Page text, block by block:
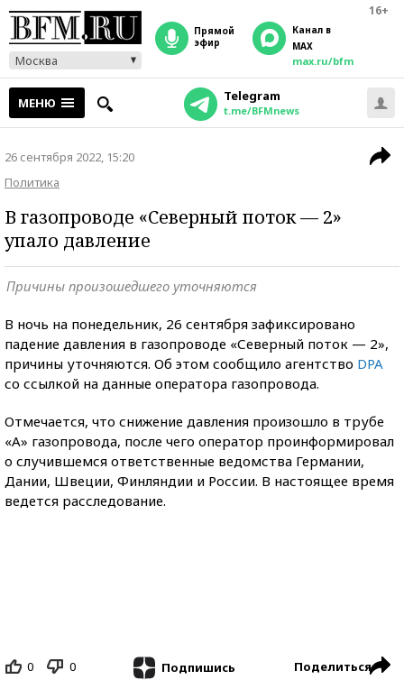
16+
Москва
прямой
эфир
Канал в
MAX
max.ru/bfm
МЕНЮ Telegram
t.me/BFMnews
26 сентября 2022, 15:20
Политика
В газопроводе «Северный поток — 2»
упало давление
Причины произошедшего уточняются
В ночь на понедельник, 26 сентября зафиксировано
падение давления в газопроводе «Северный поток — 2»,
причины уточняются. Об этом сообщило агентство DPA
со ссылкой на данные оператора газопровода.
Отмечается, что снижение давления произошло в трубе
«А» газопровода, после чего оператор проинформировал
о случившемся ответственные ведомства Германии,
Дании, Швеции, Финляндии и России. В настоящее время
ведется расследование.
0 0 Подпишись Поделиться